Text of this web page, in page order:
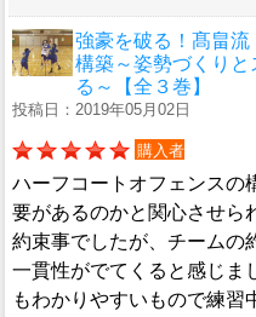
強豪を破る！髙畠
構築～姿勢づくり
る～【全３巻】
投稿日：2019年05月02日
購入者
ハーフコートオフェンスの
要があるのかと関心させら
約束事でしたが、チームの
一貫性がでてくると感じま
もわかりやすいもので練習